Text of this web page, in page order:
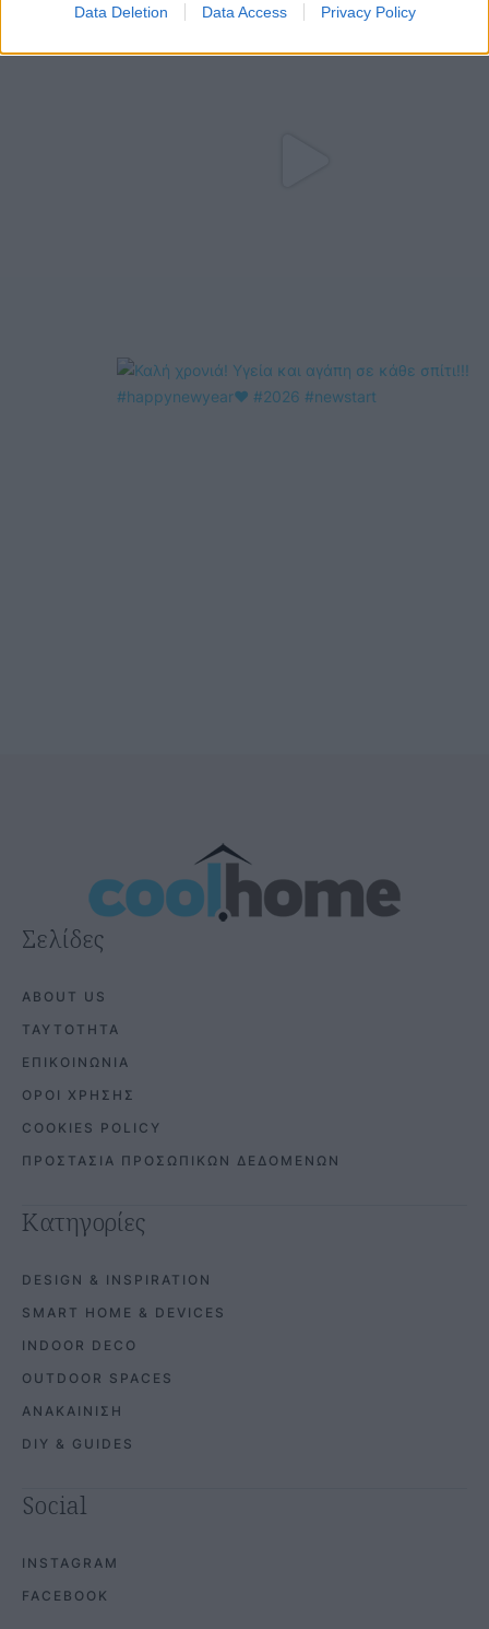
Data Deletion Data Access Privacy Policy
Σελίδες
ABOUT US
ΤΑΥΤΟΤΗΤΑ
ΕΠΙΚΟΙΝΩΝΙΑ
ΟΡΟΙ ΧΡΗΣΗΣ
COOKIES POLICY
ΠΡΟΣΤΑΣΙΑ ΠΡΟΣΩΠΙΚΩΝ ΔΕΔΟΜΕΝΩΝ
Κατηγορίες
DESIGN & INSPIRATION
SMART HOME & DEVICES
INDOOR DECO
OUTDOOR SPACES
ΑΝΑΚΑΙΝΙΣΗ
DIY & GUIDES
Social
INSTAGRAM
FACEBOOK